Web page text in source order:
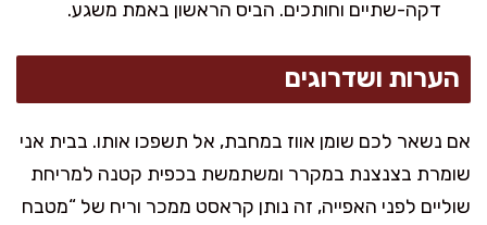
דקה-שתיים וחותכים. הביס הראשון באמת משגע.
הערות ושדרוגים
אם נשאר לכם שומן אווז במחבת, אל תשפכו אותו. בבית אני
שומרת בצנצנת במקרר ומשתמשת בכפית קטנה למריחת
שוליים לפני האפייה, זה נותן קראסט ממכר וריח של “מטבח